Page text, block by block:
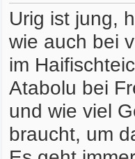
Urig ist jung,
wie auch bei
im
Atabolu bei
und wie viel
braucht, um